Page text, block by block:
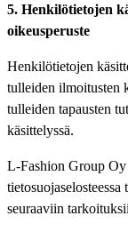
5. Henkilötietojen
oikeusperuste
Henkilötietojen
tulleiden ilmoitusten
tulleiden tapausten
käsittelyssä.
L-Fashion Group Oy
seuraaviin